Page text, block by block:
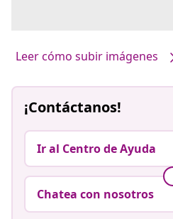
Leer cómo subir imágenes
¡Contáctanos!
Ir al Centro de Ayuda
Chatea con nosotros